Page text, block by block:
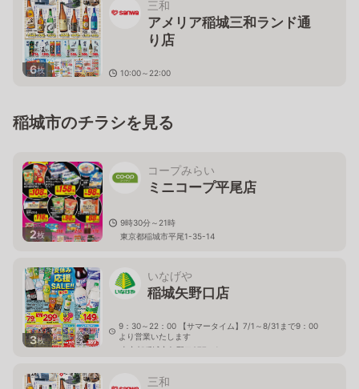
6枚
三和
アメリア稲城三和ランド通
り店
10:00～22:00
稲城市のチラシを見る
2枚
コープみらい
ミニコープ平尾店
9時30分～21時
東京都稲城市平尾1-35-14
3枚
いなげや
稲城矢野口店
9：30～22：00 【サマータイム】7/1～8/31まで9：00
より営業いたします
東京都稲城市矢野口277－1
三和